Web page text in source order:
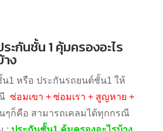
ระกันชั้น 1 คุ้มครองอะไร
าง
1 หรือ ประกันรถยนต์ชั้น1 ให้
ซ่อมเขา + ซ่อมเรา + สูญหาย +
ๆก็คือ สามารถเคลมได้ทุกกรณี